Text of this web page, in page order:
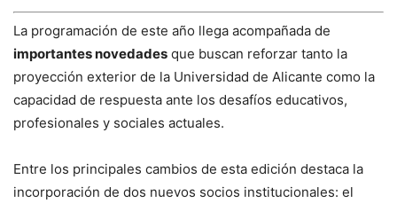
La programación de este año llega acompañada de
importantes novedades que buscan reforzar tanto la
proyección exterior de la Universidad de Alicante como la
capacidad de respuesta ante los desafíos educativos,
profesionales y sociales actuales.
Entre los principales cambios de esta edición destaca la
incorporación de dos nuevos socios institucionales: el